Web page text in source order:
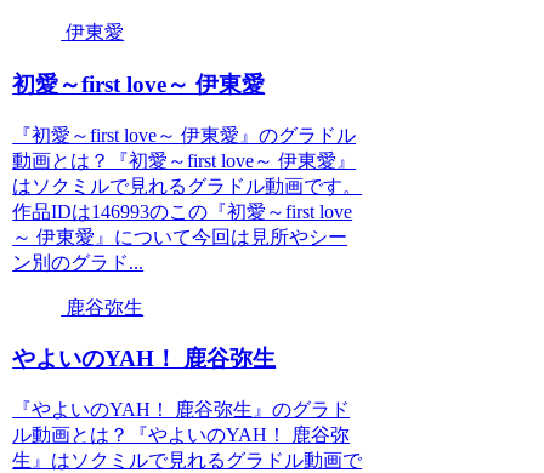
伊東愛
初愛～first love～ 伊東愛
『初愛～first love～ 伊東愛』のグラドル
動画とは？『初愛～first love～ 伊東愛』
はソクミルで見れるグラドル動画です。
作品IDは146993のこの『初愛～first love
～ 伊東愛』について今回は見所やシー
ン別のグラド...
鹿谷弥生
やよいのYAH！ 鹿谷弥生
『やよいのYAH！ 鹿谷弥生』のグラド
ル動画とは？『やよいのYAH！ 鹿谷弥
生』はソクミルで見れるグラドル動画で